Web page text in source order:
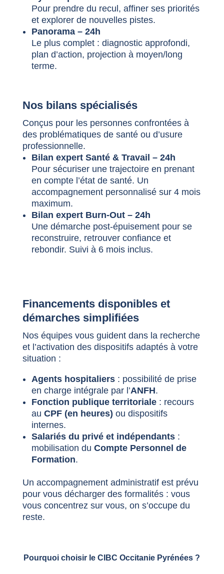
Pour prendre du recul, affiner ses priorités
et explorer de nouvelles pistes.
Panorama – 24h
Le plus complet : diagnostic approfondi,
plan d’action, projection à moyen/long
terme.
Nos bilans spécialisés
Conçus pour les personnes confrontées à
des problématiques de santé ou d’usure
professionnelle.
Bilan expert Santé & Travail – 24h
Pour sécuriser une trajectoire en prenant
en compte l’état de santé. Un
accompagnement personnalisé sur 4 mois
maximum.
Bilan expert Burn-Out – 24h
Une démarche post-épuisement pour se
reconstruire, retrouver confiance et
rebondir. Suivi à 6 mois inclus.
Financements disponibles et
démarches simplifiées
Nos équipes vous guident dans la recherche
et l’activation des dispositifs adaptés à votre
situation :
Agents hospitaliers: possibilité de prise
en charge intégrale par l’ANFH.
Fonction publique territoriale: recours
au CPF (en heures) ou dispositifs
internes.
Salariés du privé et indépendants:
mobilisation du Compte Personnel de
Formation.
Un accompagnement administratif est prévu
pour vous décharger des formalités : vous
vous concentrez sur vous, on s’occupe du
reste.
Pourquoi choisir le CIBC Occitanie Pyrénées ?